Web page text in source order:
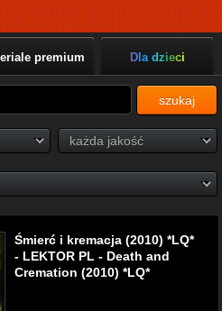
premium Dla dzieci
szukaj
Śmierć i kremacja (2010) *LQ*
- LEKTOR PL - Death and
Cremation (2010) *LQ*